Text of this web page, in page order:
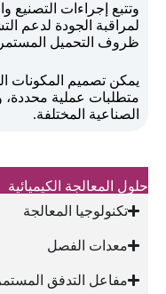
وتتبع إجراءات التصنيع
لمراقبة الجودة لدعم
ظروف التحميل المستمر
يمكن تصميم المكونات
متطلبات عملية محددة،
الصناعية المختلفة.
حلول المعالجة الكيميائية
تكنولوجيا المعالجة
معدات الفصل
مفاعل التدفق المستمر